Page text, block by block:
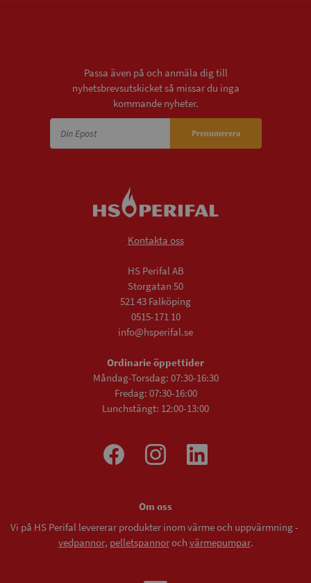
Passa även på och anmäla dig till
nyhetsbrevsutskicket så missar du inga
kommande nyheter.
Prenumerera
Kontakta oss
HS Perifal AB
Storgatan 50
521 43 Falköping
0515-171 10
info@hsperifal.se
Ordinarie öppettider
Måndag-Torsdag: 07:30-16:30
Fredag: 07:30-16:00
Lunchstängt: 12:00-13:00
Om oss
Vi på HS Perifal levererar produkter inom värme och uppvärmning -
vedpannor, pelletspannoroch värmepumpar.